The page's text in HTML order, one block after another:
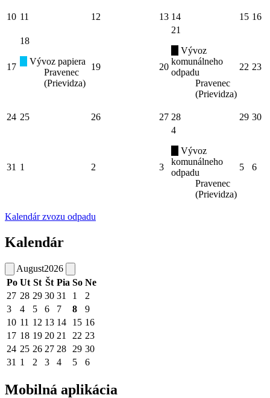
10 11 12 13 14 15 16
17
18
Vývoz papiera
Pravenec
(Prievidza)
19 20
21
Vývoz
komunálneho
odpadu
Pravenec
(Prievidza)
22 23
24 25 26 27 28 29 30
31 1 2 3
4
Vývoz
komunálneho
odpadu
Pravenec
(Prievidza)
5 6
Kalendár zvozu odpadu
Kalendár
August2026
Po Ut St Št Pia So Ne
27 28 29 30 31 1
2
3
4 5 6 7 8
9
10 11 12 13 14 15 16
17 18 19 20 21 22 23
24 25 26 27 28 29 30
31 1 2 3 4 5 6
Mobilná aplikácia